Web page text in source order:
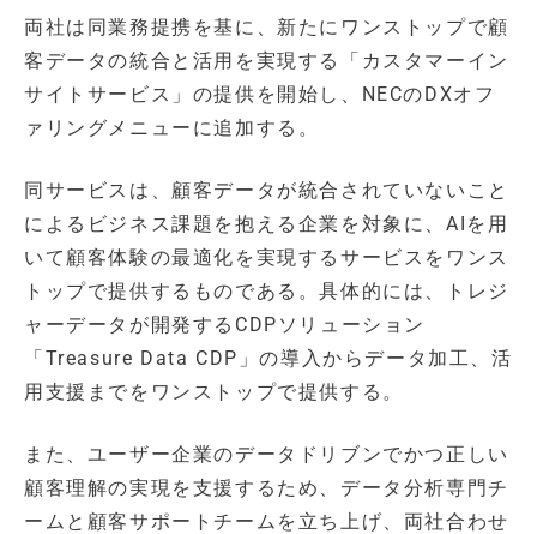
両社は同業務提携を基に、新たにワンストップで顧
客データの統合と活用を実現する「カスタマーイン
サイトサービス」の提供を開始し、NECのDXオフ
ァリングメニューに追加する。
同サービスは、顧客データが統合されていないこと
によるビジネス課題を抱える企業を対象に、AIを用
いて顧客体験の最適化を実現するサービスをワンス
トップで提供するものである。具体的には、トレジ
ャーデータが開発するCDPソリューション
「Treasure Data CDP」の導入からデータ加工、活
用支援までをワンストップで提供する。
また、ユーザー企業のデータドリブンでかつ正しい
顧客理解の実現を支援するため、データ分析専門チ
ームと顧客サポートチームを立ち上げ、両社合わせ